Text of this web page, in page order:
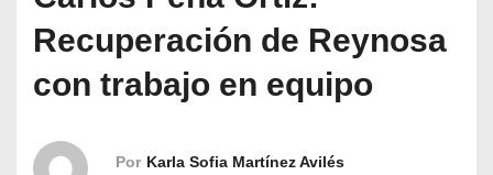
Recuperación de Reynosa
con trabajo en equipo
Por Karla Sofia Martínez Avilés